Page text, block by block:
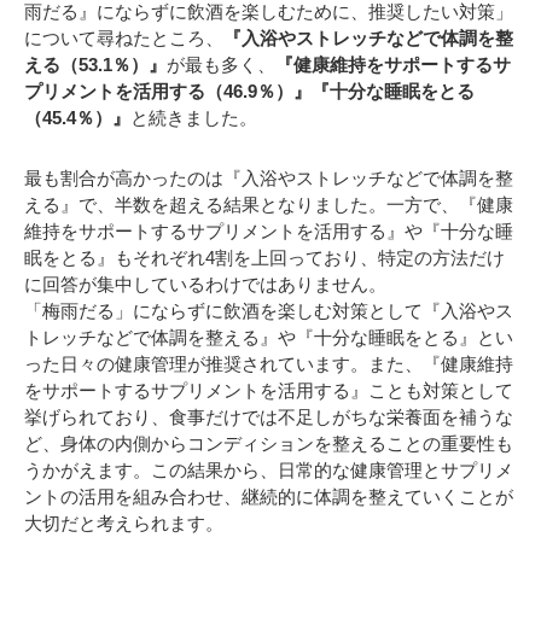
雨だる』にならずに飲酒を楽しむために、推奨したい対策」
について尋ねたところ、
『入浴やストレッチなどで体調を整
える（53.1％）』 が最も多く、
『健康維持をサポートするサ
プリメントを活用する（46.9％）』『十分な睡眠をとる
（45.4％）』 と続きました。
最も割合が高かったのは『入浴やストレッチなどで体調を整
える』で、半数を超える結果となりました。一方で、『健康
維持をサポートするサプリメントを活用する』や『十分な睡
眠をとる』もそれぞれ4割を上回っており、特定の方法だけ
に回答が集中しているわけではありません。
「梅雨だる」にならずに飲酒を楽しむ対策として『入浴やス
トレッチなどで体調を整える』や『十分な睡眠をとる』とい
った日々の健康管理が推奨されています。また、『健康維持
をサポートするサプリメントを活用する』ことも対策として
挙げられており、食事だけでは不足しがちな栄養面を補うな
ど、身体の内側からコンディションを整えることの重要性も
うかがえます。この結果から、日常的な健康管理とサプリメ
ントの活用を組み合わせ、継続的に体調を整えていくことが
大切だと考えられます。